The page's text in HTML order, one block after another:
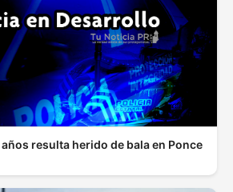
resulta herido de bala en Ponce